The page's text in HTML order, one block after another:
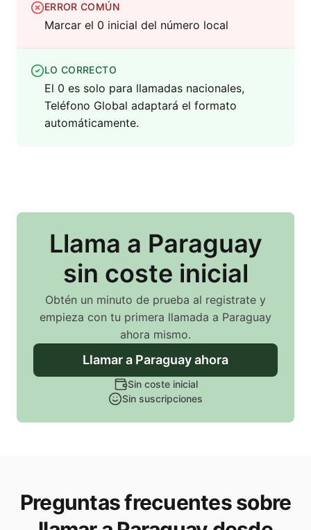
ERROR COMÚN
Marcar el 0 inicial del número local
LO CORRECTO
El 0 es solo para llamadas nacionales,
Teléfono Global adaptará el formato
automáticamente.
Llama a Paraguay
sin coste inicial
Obtén un minuto de prueba al registrate y
empieza con tu primera llamada a Paraguay
ahora mismo.
Llamara Paraguayahora
Sin coste inicial
Sin suscripciones
Preguntas frecuentes sobre